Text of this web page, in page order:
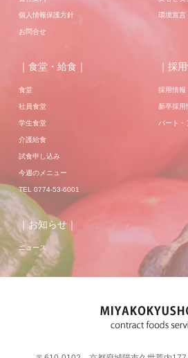
個人情報保護方針
お問合せ
環境宣言
｜食堂・給食｜
食堂
社員食堂
学生食堂
介護給食
試食申し込み
今週のメニュー
TEL 0774-53-6001
｜採
採用情報
新卒採用
パート・
｜お知らせ｜
ニュース